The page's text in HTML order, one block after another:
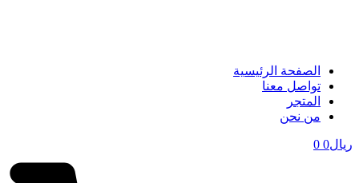
الصفحة الرئيسية
تواصل معنا
المتجر
من نحن
ریال0
0